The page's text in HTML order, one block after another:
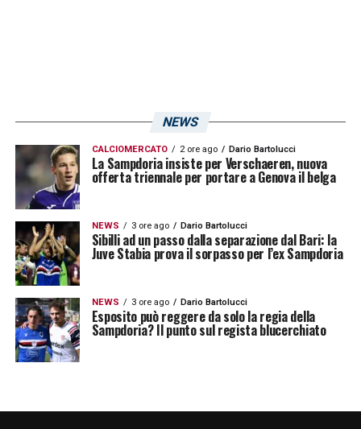
NEWS
CALCIOMERCATO 2 ore ago Dario Bartolucci
La Sampdoria insiste per Verschaeren, nuova
offerta triennale per portare a Genova il belga
NEWS 3 ore ago Dario Bartolucci
Sibilli ad un passo dalla separazione dal Bari: la
Juve Stabia prova il sorpasso per l’ex Sampdoria
NEWS 3 ore ago Dario Bartolucci
Esposito può reggere da solo la regia della
Sampdoria? Il punto sul regista blucerchiato